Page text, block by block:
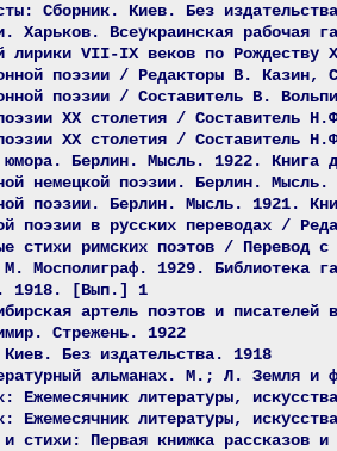
Сборник. Киев. Без
Харьков. Всеукраинская рабочая
лирики VII-IX веков по
поэзии / Редакторы В.
поэзии / Составитель В.
ХХ столетия / Составитель
ХХ столетия /
юмора. Берлин. Мысль. 1922. Книга
немецкой поэзии. Берлин.
поэзии. Берлин. Мысль. 1921.
поэзии в русских переводах /
стихи римских поэтов / Перевод
Мосполиграф. 1929. Библиотека
1918. [Вып.] 1
артель поэтов и
Стрежень. 1922
Без издательства. 1918
альманах. М.; Л. Земля и
Ежемесячник литературы,
Ежемесячник литературы,
и стихи: Первая книжка